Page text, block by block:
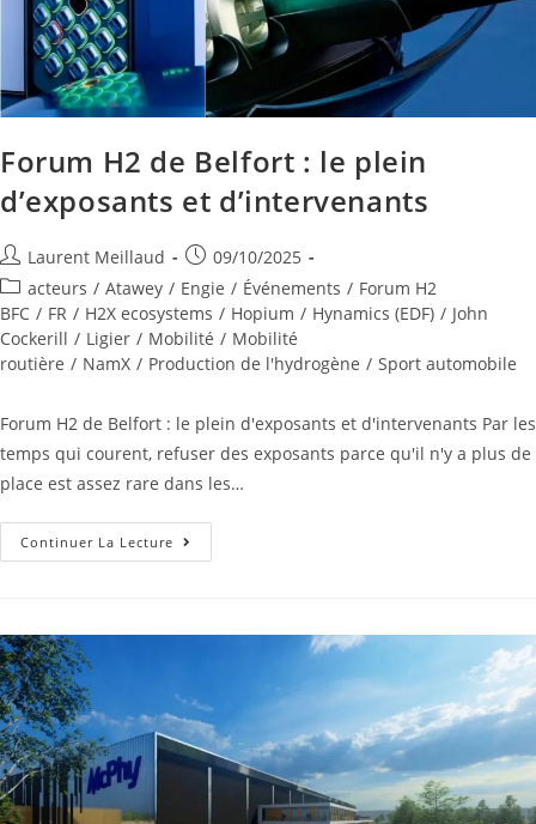
Forum H2 de Belfort : le plein
d’exposants et d’intervenants
Laurent Meillaud
09/10/2025
acteurs / Atawey / Engie / Événements / Forum H2
BFC / FR / H2X ecosystems / Hopium / Hynamics (EDF) / John
Cockerill / Ligier / Mobilité / Mobilité
routière / NamX / Production de l'hydrogène / Sport automobile
Forum H2 de Belfort : le plein d'exposants et d'intervenants Par les
temps qui courent, refuser des exposants parce qu'il n'y a plus de
place est assez rare dans les…
Continuer La Lecture